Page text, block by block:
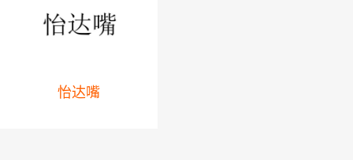
怡达嘴